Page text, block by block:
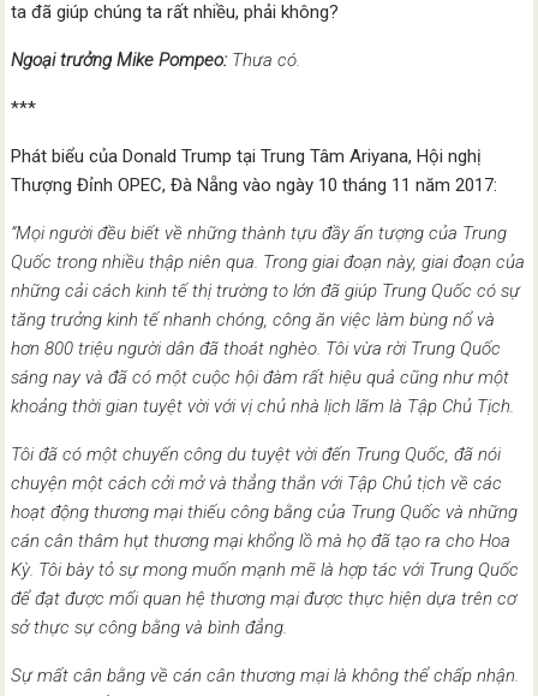
ta đã giúp chúng ta rất nhiều, phải không?
Ngoại trưởng Mike Pompeo: Thưa có.
***
Phát biểu của Donald Trump tại Trung Tâm Ariyana, Hội nghị
Thượng Đỉnh OPEC, Đà Nẵng vào ngày 10 tháng 11 năm 2017:
“Mọi người đều biết về những thành tựu đầy ấn tượng của Trung
Quốc trong nhiều thập niên qua. Trong giai đoạn này, giai đoạn của
những cải cách kinh tế thị trường to lớn đã giúp Trung Quốc có sự
tăng trưởng kinh tế nhanh chóng, công ăn việc làm bùng nổ và
hơn 800 triệu người dân đã thoát nghèo. Tôi vừa rời Trung Quốc
sáng nay và đã có một cuộc hội đàm rất hiệu quả cũng như một
khoảng thời gian tuyệt vời với vị chủ nhà lịch lãm là Tập Chủ Tịch.
Tôi đã có một chuyến công du tuyệt vời đến Trung Quốc, đã nói
chuyện một cách cởi mở và thẳng thắn với Tập Chủ tịch về các
hoạt động thương mại thiếu công bằng của Trung Quốc và những
cán cân thâm hụt thương mại khổng lồ mà họ đã tạo ra cho Hoa
Kỳ. Tôi bày tỏ sự mong muốn mạnh mẽ là hợp tác với Trung Quốc
để đạt được mối quan hệ thương mại được thực hiện dựa trên cơ
sở thực sự công bằng và bình đẳng.
Sự mất cân bằng về cán cân thương mại là không thể chấp nhận.